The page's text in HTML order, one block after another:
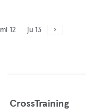
mi 12 ju 13
CrossTraining